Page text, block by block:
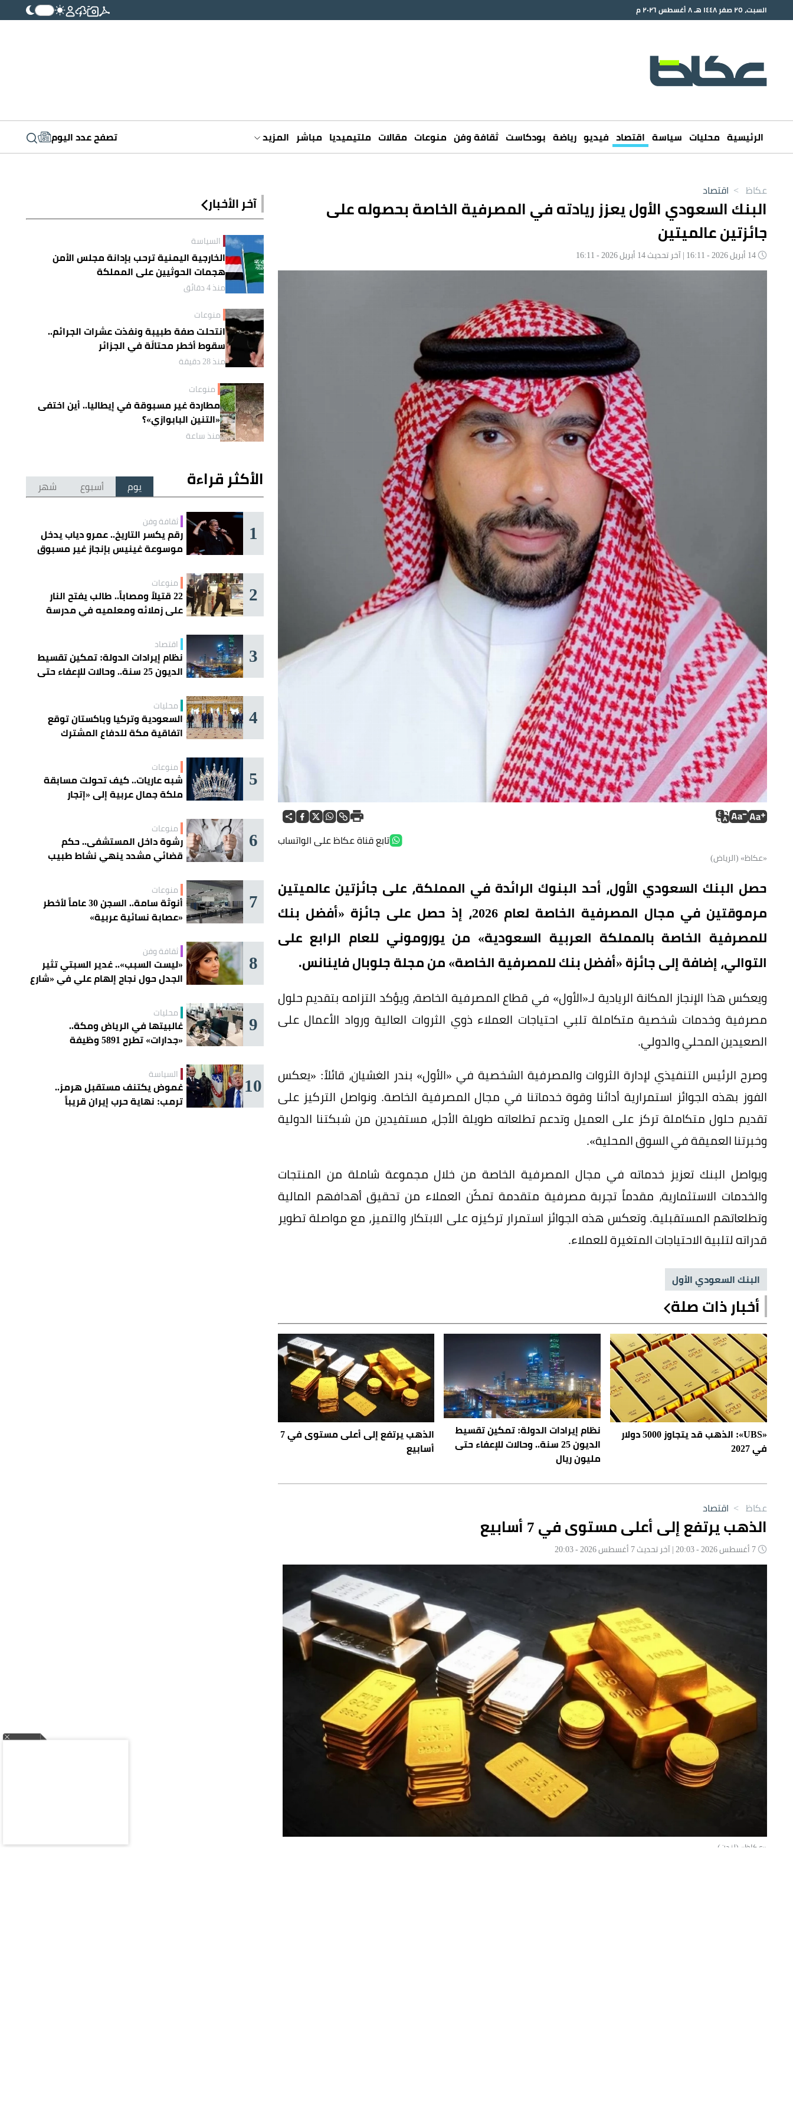
السبت، ٢٥ صفر ١٤٤٨ هـ ٨ أغسطس ٢٠٢٦ م
الرئيسية محليات سياسة اقتصاد فيديو رياضة بودكاست ثقافة وفن منوعات مقالات ملتيميديا مباشر المزيد تصفح عدد اليوم
عكاظ > اقتصاد
‎البنك السعودي الأول يعزز ريادته في المصرفية الخاصة بحصوله على
جائزتين عالميتين
تابع قناة عكاظ على الواتساب
«عكاظ» (الرياض)
حصل البنك السعودي الأول، أحد البنوك الرائدة في المملكة، على جائزتين عالميتين
مرموقتين في مجال المصرفية الخاصة لعام 2026، إذ حصل على جائزة «أفضل بنك
للمصرفية الخاصة بالمملكة العربية السعودية» من يوروموني للعام الرابع على
التوالي، إضافة إلى جائزة «أفضل بنك للمصرفية الخاصة» من مجلة جلوبال فاينانس.
‎ويعكس هذا الإنجاز المكانة الريادية لـ«الأول» في قطاع المصرفية الخاصة، ويؤكد التزامه بتقديم حلول
مصرفية وخدمات شخصية متكاملة تلبي احتياجات العملاء ذوي الثروات العالية ورواد الأعمال على
الصعيدين المحلي والدولي.
‎وصرح الرئيس التنفيذي لإدارة الثروات والمصرفية الشخصية في «الأول» بندر الغشيان، قائلاً: «يعكس
الفوز بهذه الجوائز استمرارية أدائنا وقوة خدماتنا في مجال المصرفية الخاصة. ونواصل التركيز على
تقديم حلول متكاملة تركز على العميل وتدعم تطلعاته طويلة الأجل، مستفيدين من شبكتنا الدولية
وخبرتنا العميقة في السوق المحلية».
‎ويواصل البنك تعزيز خدماته في مجال المصرفية الخاصة من خلال مجموعة شاملة من المنتجات
والخدمات الاستثمارية، مقدماً تجربة مصرفية متقدمة تمكّن العملاء من تحقيق أهدافهم المالية
وتطلعاتهم المستقبلية. وتعكس هذه الجوائز استمرار تركيزه على الابتكار والتميز، مع مواصلة تطوير
قدراته لتلبية الاحتياجات المتغيرة للعملاء.
البنك السعودي الأول
أخبار ذات صلة
«UBS»: الذهب قد يتجاوز 5000 دولار
في 2027
نظام إيرادات الدولة: تمكين تقسيط
الديون 25 سنة.. وحالات للإعفاء حتى
مليون ريال
الذهب يرتفع إلى أعلى مستوى في 7
أسابيع
آخر الأخبار
السياسة
الخارجية اليمنية ترحب بإدانة مجلس الأمن
هجمات الحوثيين على المملكة
منذ 4 دقائق
منوعات
انتحلت صفة طبيبة ونفذت عشرات الجرائم..
سقوط أخطر محتالَة في الجزائر
منذ 28 دقيقة
منوعات
مطاردة غير مسبوقة في إيطاليا.. أين اختفى
«التنين البابوازي»؟
منذ ساعة
الأكثر قراءة يوم أسبوع شهر
1 ثقافة وفن
رقم يكسر التاريخ.. عمرو دياب يدخل
موسوعة غينيس بإنجاز غير مسبوق
2 منوعات
22 قتيلاً ومصاباً.. طالب يفتح النار
على زملائه ومعلميه في مدرسة
3 اقتصاد
نظام إيرادات الدولة: تمكين تقسيط
الديون 25 سنة.. وحالات للإعفاء حتى
4 محليات
السعودية وتركيا وباكستان توقع
اتفاقية مكة للدفاع المشترك
5 منوعات
شبه عاريات.. كيف تحولت مسابقة
ملكة جمال عربية إلى «إتجار
6 منوعات
رشوة داخل المستشفى.. حكم
قضائي مشدد ينهي نشاط طبيب
7 منوعات
أنوثة سامة.. السجن 30 عاماً لأخطر
«عصابة نسائية عربية»
8 ثقافة وفن
«ليست السبب».. غدير السبتي تثير
الجدل حول نجاح إلهام علي في «شارع
9 محليات
غالبيتها في الرياض ومكة..
«جدارات» تطرح 5891 وظيفة
10 السياسة
غموض يكتنف مستقبل هرمز..
ترمب: نهاية حرب إيران قريباً
عكاظ > اقتصاد
الذهب يرتفع إلى أعلى مستوى في 7 أسابيع
«عكاظ» (لندن)